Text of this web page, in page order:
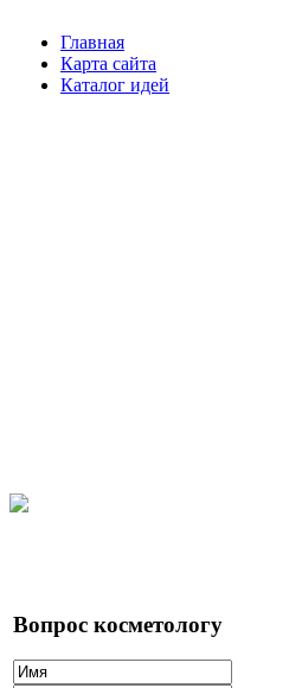
Главная
Карта сайта
Каталог идей
Вопрос косметологу